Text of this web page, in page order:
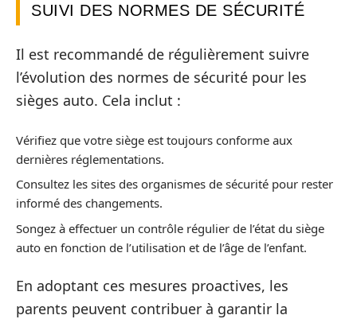
SUIVI DES NORMES DE SÉCURITÉ
Il est recommandé de régulièrement suivre
l’évolution des normes de sécurité pour les
sièges auto. Cela inclut :
Vérifiez que votre siège est toujours conforme aux
dernières réglementations.
Consultez les sites des organismes de sécurité pour rester
informé des changements.
Songez à effectuer un contrôle régulier de l’état du siège
auto en fonction de l’utilisation et de l’âge de l’enfant.
En adoptant ces mesures proactives, les
parents peuvent contribuer à garantir la